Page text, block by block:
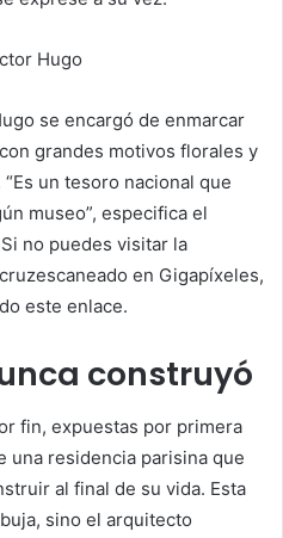
Hugo
se encargó de enmarcar
grandes motivos florales y
un tesoro nacional que
museo”, especifica el
no puedes visitar la
escaneado en Gigapíxeles,
este enlace.
construyó
fin, expuestas por primera
una residencia parisina que
al final de su vida. Esta
sino el arquitecto